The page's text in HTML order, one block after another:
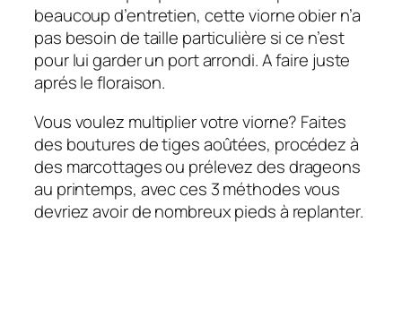
beaucoup d’entretien, cette viorne obier n’a
pas besoin de taille particulière si ce n’est
pour lui garder un port arrondi. A faire juste
aprés le floraison.
Vous voulez multiplier votre viorne? Faites
des boutures de tiges aoûtées, procédez à
des marcottages ou prélevez des drageons
au printemps, avec ces 3 méthodes vous
devriez avoir de nombreux pieds à replanter.